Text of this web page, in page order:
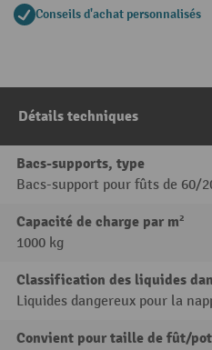
Conseils d'achat personnalisés
Détails techniques
Bacs-supports, type
Bacs-support pour fûts de 60/
Capacité de charge par m²
1000 kg
Classification des liquides
Liquides dangereux pour la
Convient pour taille de fût/pot